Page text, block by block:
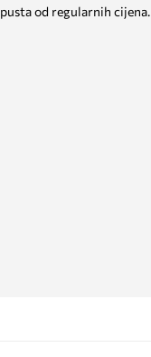
od regularnih cijena.